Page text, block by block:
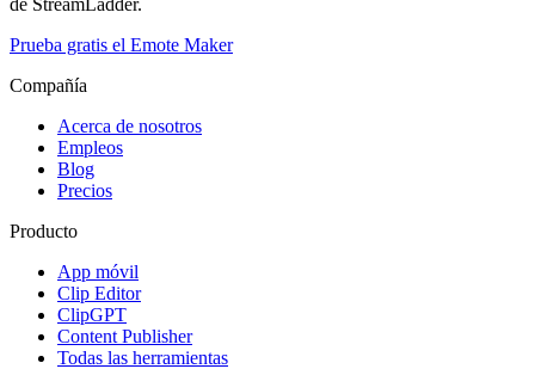
Prueba gratis el Emote Maker
Compañía
Acerca de nosotros
Empleos
Blog
Precios
Producto
App móvil
Clip Editor
ClipGPT
Content Publisher
Todas las herramientas